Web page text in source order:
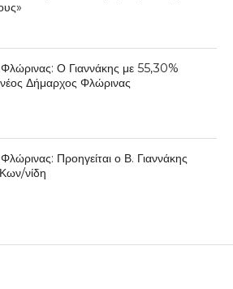
Ο Γιαννάκης με 55,30%
νέος Δήμαρχος Φλώρινας
Προηγείται ο Β. Γιαννάκης
νίδη